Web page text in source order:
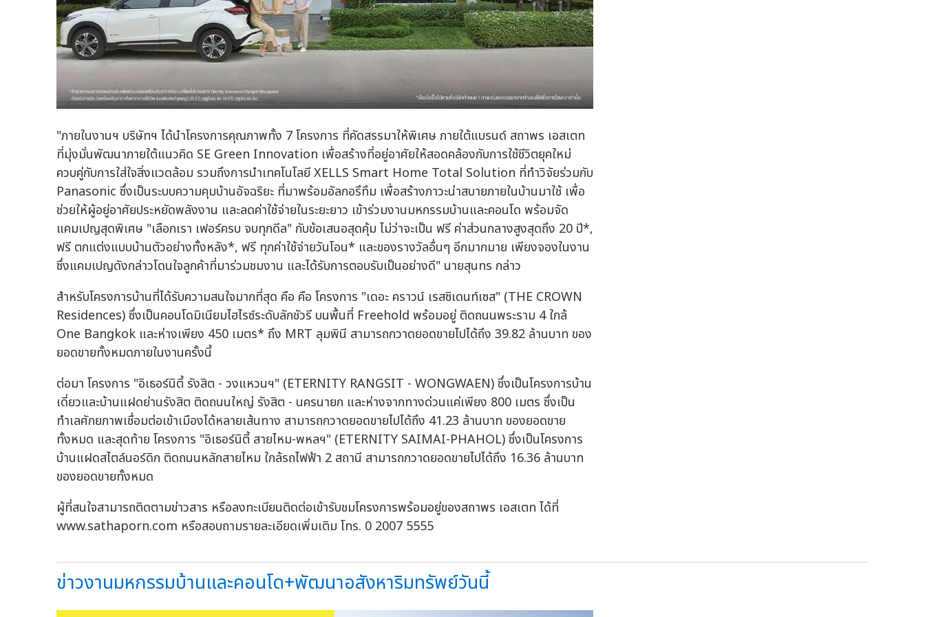
"ภายในงานฯ บริษัทฯ ได้นำโครงการคุณภาพทั้ง 7 โครงการ ที่คัดสรรมาให้พิเศษ ภายใต้แบรนด์ สถาพร เอสเตท
ที่มุ่งมั่นพัฒนาภายใต้แนวคิด SE Green Innovation เพื่อสร้างที่อยู่อาศัยให้สอดคล้องกับการใช้ชีวิตยุคใหม่
ควบคู่กับการใส่ใจสิ่งแวดล้อม รวมถึงการนำเทคโนโลยี XELLS Smart Home Total Solution ที่ทำวิจัยร่วมกับ
Panasonic ซึ่งเป็นระบบความคุมบ้านอัจฉริยะ ที่มาพร้อมอัลกอรึทึม เพื่อสร้างภาวะน่าสบายภายในบ้านมาใช้ เพื่อ
ช่วยให้ผู้อยู่อาศัยประหยัดพลังงาน และลดค่าใช้จ่ายในระยะยาว เข้าร่วมงานมหกรรมบ้านและคอนโด พร้อมจัด
แคมเปญสุดพิเศษ "เลือกเรา เฟอร์ครบ จบทุกดีล" กับข้อเสนอสุดคุ้ม ไม่ว่าจะเป็น ฟรี ค่าส่วนกลางสูงสุดถึง 20 ปี*,
ฟรี ตกแต่งแบบบ้านตัวอย่างทั้งหลัง*, ฟรี ทุกค่าใช้จ่ายวันโอน* และของรางวัลอื่นๆ อีกมากมาย เพียงจองในงาน
ซึ่งแคมเปญดังกล่าวโดนใจลูกค้าที่มาร่วมชมงาน และได้รับการตอบรับเป็นอย่างดี" นายสุนทร กล่าว
สำหรับโครงการบ้านที่ได้รับความสนใจมากที่สุด คือ คือ โครงการ "เดอะ คราวน์ เรสซิเดนท์เซส" (THE CROWN
Residences) ซึ่งเป็นคอนโดมิเนียมไฮไรซ์ระดับลักชัวรี บนพื้นที่ Freehold พร้อมอยู่ ติดถนนพระราม 4 ใกล้
One Bangkok และห่างเพียง 450 เมตร* ถึง MRT ลุมพินี สามารถกวาดยอดขายไปได้ถึง 39.82 ล้านบาท ของ
ยอดขายทั้งหมดภายในงานครั้งนี้
ต่อมา โครงการ "อิเธอร์นิตี้ รังสิต - วงแหวนฯ" (ETERNITY RANGSIT - WONGWAEN) ซึ่งเป็นโครงการบ้าน
เดี่ยวและบ้านแฝดย่านรังสิต ติดถนนใหญ่ รังสิต - นครนายก และห่างจากทางด่วนแค่เพียง 800 เมตร ซึ่งเป็น
ทำเลศักยภาพเชื่อมต่อเข้าเมืองได้หลายเส้นทาง สามารถกวาดยอดขายไปได้ถึง 41.23 ล้านบาท ของยอดขาย
ทั้งหมด และสุดท้าย โครงการ "อิเธอร์นิตี้ สายไหม-พหลฯ" (ETERNITY SAIMAI-PHAHOL) ซึ่งเป็นโครงการ
บ้านแฝดสไตล์นอร์ดิก ติดถนนหลักสายไหม ใกล้รถไฟฟ้า 2 สถานี สามารถกวาดยอดขายไปได้ถึง 16.36 ล้านบาท
ของยอดขายทั้งหมด
ผู้ที่สนใจสามารถติดตามข่าวสาร หรือลงทะเบียนติดต่อเข้ารับชมโครงการพร้อมอยู่ของสถาพร เอสเตท ได้ที่
www.sathaporn.com หรือสอบถามรายละเอียดเพิ่มเติม โทร. 0 2007 5555
ข่าวงานมหกรรมบ้านและคอนโด+พัฒนาอสังหาริมทรัพย์วันนี้